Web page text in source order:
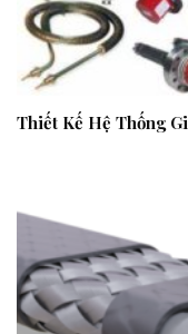
Thiết Kế Hệ Thống